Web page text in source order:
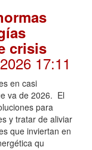
crisis
17:11
en casi
va de 2026. El
para
y tratar de aliviar
que inviertan en
qu